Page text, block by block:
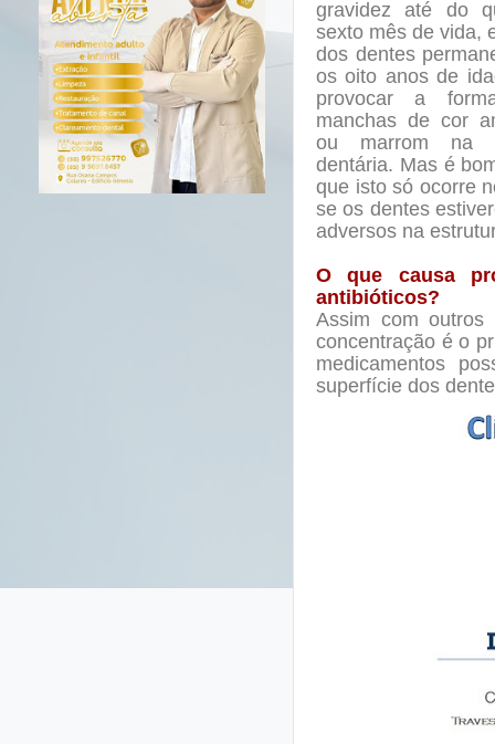
gravidez até do
sexto mês de vida,
dos dentes
os oito anos de
provocar a
manchas de cor
ou marrom na
dentária. Mas é
que isto só ocorre
se os dentes
adversos na
O que causa
antibióticos?
Assim com outros
concentração é o
medicamentos
superfície dos